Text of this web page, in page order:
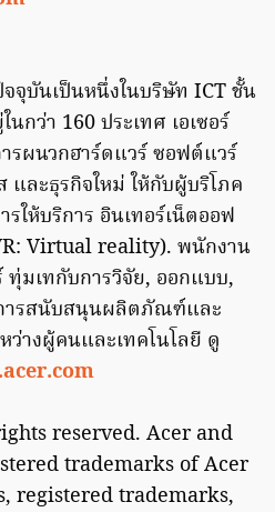
จจุบันเป็นหนึ่งในบริษัท ICT ชั้น
กว่า 160 ประเทศ เอเซอร์
รผนวกฮาร์ดแวร์ ซอฟต์แวร์
และธุรกิจใหม่ ให้กับผู้บริโภค
ให้บริการ อินเทอร์เน็ตออฟ
Virtual reality). พนักงาน
ทุ่มเทกับการวิจัย, ออกแบบ,
ารสนับสนุนผลิตภัณฑ์และ
างผู้คนและเทคโนโลยี ดู
reserved. Acer and
trademarks of Acer
registered trademarks,